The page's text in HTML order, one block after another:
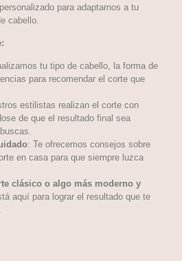
para adaptarnos a tu
cabello.
tu tipo de cabello, la forma de
para recomendar el corte que
estilistas realizan el corte con
de que el resultado final sea
: Te ofrecemos consejos sobre
en casa para que siempre luzca
clásico o algo más moderno y
aquí para lograr el resultado que te